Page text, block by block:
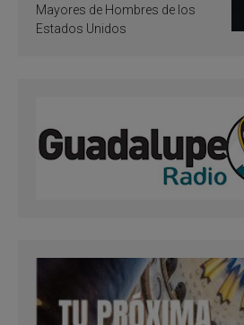
Mayores de Hombres de los
Estados Unidos